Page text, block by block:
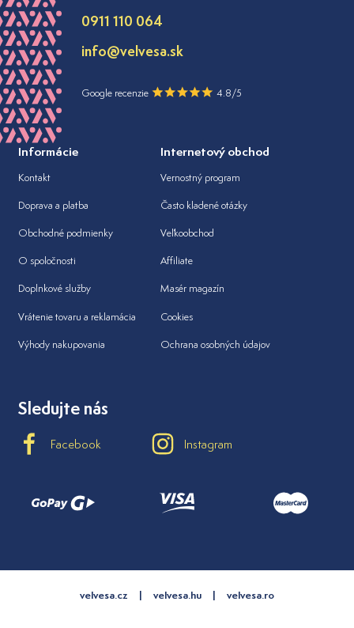
0911 110 064
info@velvesa.sk
Google recenzie 4.8/5
Informácie
Kontakt
Doprava a platba
Obchodné podmienky
O spoločnosti
Doplnkové služby
Vrátenie tovaru a reklamácia
Výhody nakupovania
Internetový obchod
Vernostný program
Často kladené otázky
Veľkoobchod
Affiliate
Masér magazín
Cookies
Ochrana osobných údajov
Sledujte nás
Facebook Instagram
velvesa.cz velvesa.hu velvesa.ro